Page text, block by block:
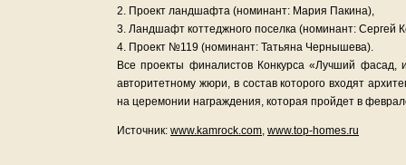
2. Проект ландшафта (номинант: Мария Пакина),
3. Ландшафт коттеджного поселка (номинант: Сергей
4. Проект №119 (номинант: Татьяна Чернышева).
Все проекты финалистов Конкурса «Лучший
авторитетному жюри, в состав которого входят
на церемонии награждения, которая пройдет в
Источник: www.kamrock.com, www.top-homes.ru